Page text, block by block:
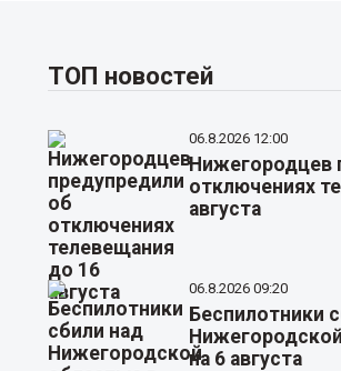
ТОП новостей
06.8.2026 12:00
Нижегородцев
отключениях
августа
06.8.2026 09:20
Беспилотники
на 6 августа